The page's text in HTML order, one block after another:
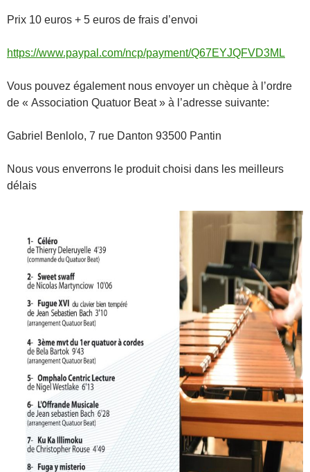
Prix 10 euros + 5 euros de frais d’envoi
https://www.paypal.com/ncp/payment/Q67EYJQFVD3ML
Vous pouvez également nous envoyer un chèque à l’ordre
de « Association Quatuor Beat » à l’adresse suivante:
Gabriel Benlolo, 7 rue Danton 93500 Pantin
Nous vous enverrons le produit choisi dans les meilleurs
délais